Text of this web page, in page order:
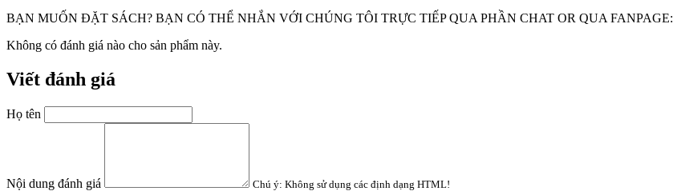
BẠN MUỐN ĐẶT SÁCH? BẠN CÓ THỂ NHẮN VỚI CHÚNG TÔI TRỰC TIẾP QUA PHẦN CHAT OR QUA FANPAGE:
Không có đánh giá nào cho sản phẩm này.
Viết đánh giá
Họ tên
Nội dung đánh giá Chú ý: Không sử dụng các định dạng HTML!